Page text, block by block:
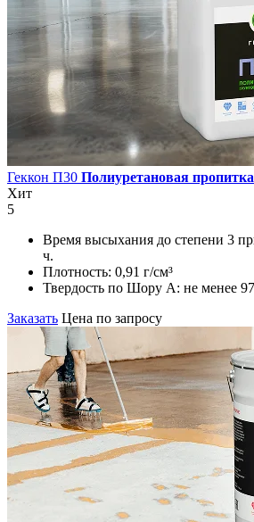
Геккон П30 Полиуретановая пропитка
Хит
5
Время высыхания до степени 3
ч.
Плотность: 0,91 г/см³
Твердость по Шору А: не менее
Заказать Цена по запросу